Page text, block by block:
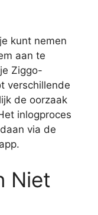
kunt nemen
aan te
Ziggo-
verschillende
de oorzaak
inlogproces
via de
Niet